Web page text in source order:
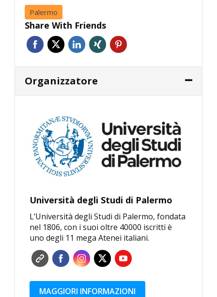
Palermo
Share With Friends
Organizzatore
Università degli Studi di Palermo
L’Università degli Studi di Palermo, fondata
nel 1806, con i suoi oltre 40000 iscritti è
uno degli 11 mega Atenei italiani.
MAGGIORI INFORMAZIONI